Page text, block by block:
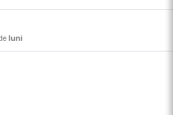
luni